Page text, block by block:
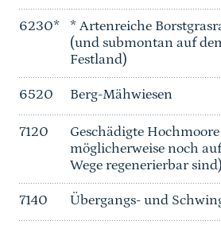
6230*
* Artenreiche
(und submontan auf
Festland)
6520 Berg-Mähwiesen
7120
Geschädigte
möglicherweise noch
Wege regenerierbar sind)
7140 Übergangs- und